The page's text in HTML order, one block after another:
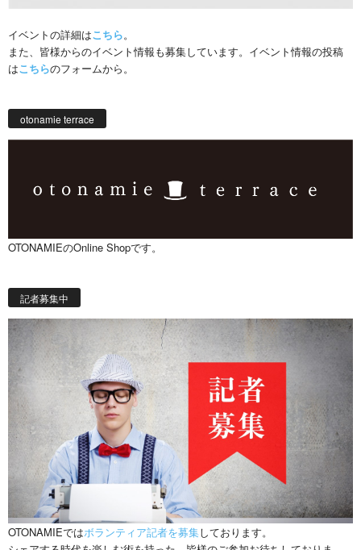
イベントの詳細はこちら。
また、皆様からのイベント情報も募集しています。イベント情報の投稿
はこちらのフォームから。
otonamie terrace
OTONAMIEのOnline Shopです。
記者募集中
OTONAMIEではボランティア記者を募集しております。